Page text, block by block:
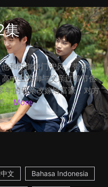
集
和苏御出门兜风，带苏御
中生苏御与父亲过着节俭
年的母亲改嫁给富豪，对方
... More
文 Bahasa Indonesia